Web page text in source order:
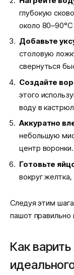
глубокую
около
Добавьте
столовую
свернуться
Создайте
этого
воду в
Аккуратно
небольшую
центр воронки.
Готовьте
вокруг
Следуя этим
пашот
Как